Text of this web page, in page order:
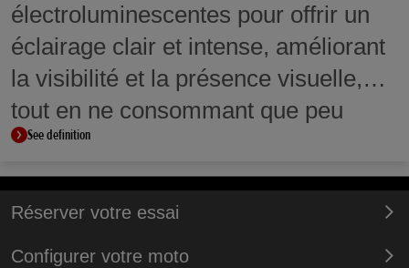
électroluminescentes pour offrir un
éclairage clair et intense, améliorant
la visibilité et la présence visuelle,
tout en ne consommant que peu
d’énergie.
See definition
Réserver votre essai
Configurer votre moto